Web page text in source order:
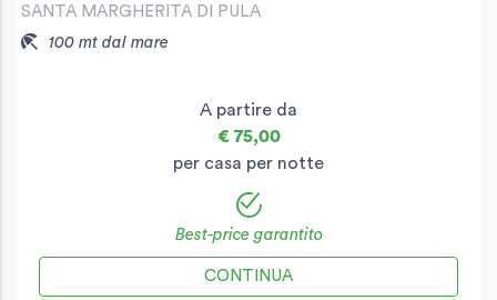
SANTA MARGHERITA DI PULA
100 mt dal mare
A partire da
€ 75,00
per casa per notte
Best-price garantito
CONTINUA